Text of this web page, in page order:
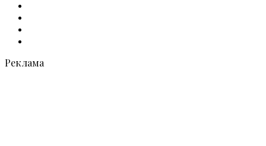
Реклама